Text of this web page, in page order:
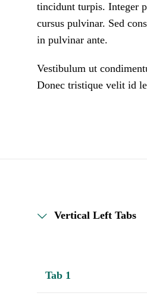
tincidunt turpis. Integer
cursus pulvinar. Sed
in pulvinar ante.
Vestibulum ut
Donec tristique velit id
Vertical Left Tabs
Tab 1